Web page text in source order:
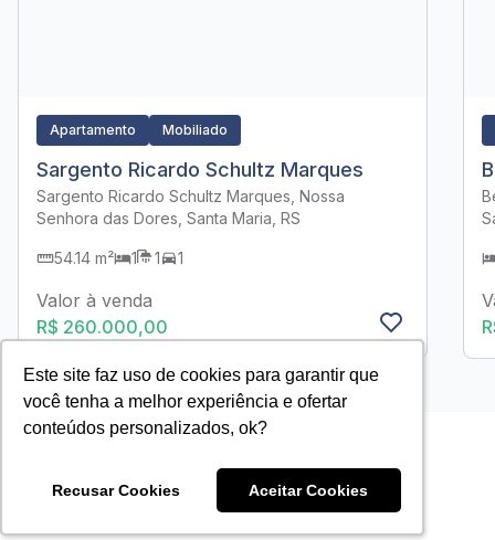
Este site faz uso de cookies para garantir que
você tenha a melhor experiência e ofertar
conteúdos personalizados, ok?
Recusar Cookies Aceitar Cookies
Este site faz uso de cookies para garantir que
você tenha a melhor experiência e ofertar
conteúdos personalizados, ok?
Recusar Cookies Aceitar Cookies
Apartamento Mobiliado
Sargento Ricardo Schultz Marques
Sargento Ricardo Schultz Marques, Nossa
Senhora das Dores, Santa Maria, RS
54.14 m² 1 1 1
Valor à venda
R$ 260.000,00